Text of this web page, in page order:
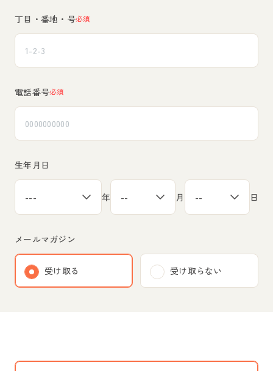
丁目・番地・号必須
電話番号必須
生年月日
年 月 日
メールマガジン
受け取る 受け取らない